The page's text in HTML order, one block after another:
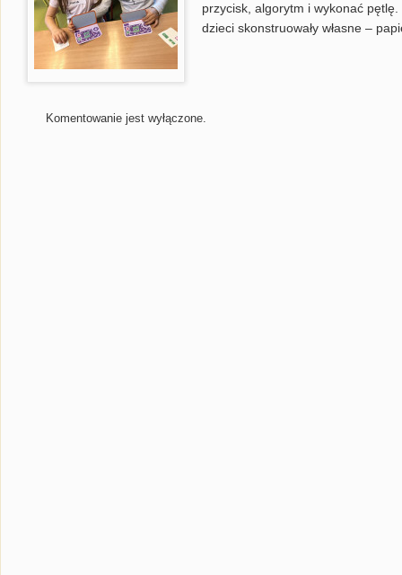
przycisk, algorytm i wykonać
dzieci skonstruowały własne –
Komentowanie jest wyłączone.